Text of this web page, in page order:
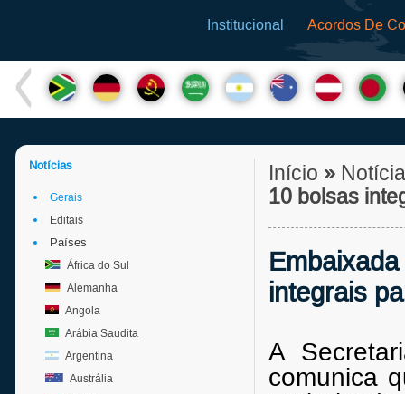
Institucional Acordos De
Notícias
Gerais
Editais
Países
África do Sul
Alemanha
Angola
Arábia Saudita
Argentina
Austrália
Início »
10 bolsas
integrais
A
comunica